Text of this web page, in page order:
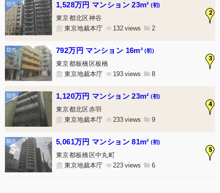
2
1,528万円 マンション 23m² (初)
東京都北区神谷
東京地裁本庁
132 2
3
792万円 マンション 16m² (初)
東京都板橋区板橋
東京地裁本庁
193 8
4
1,120万円 マンション 23m² (初)
東京都北区赤羽
東京地裁本庁
233 9
5
5,061万円 マンション 81m² (初)
東京都板橋区中丸町
東京地裁本庁
223 6